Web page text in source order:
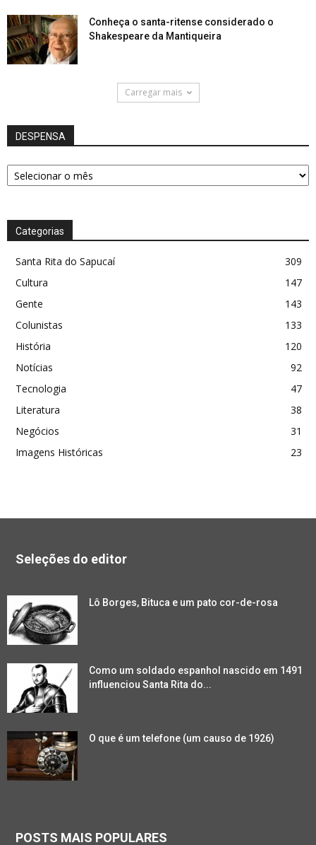
Conheça o santa-ritense considerado o
Shakespeare da Mantiqueira
Carregar mais
DESPENSA
DESPENSA
Categorias
Santa Rita do Sapucaí
309
Cultura
147
Gente
143
Colunistas
133
História
120
Notícias
92
Tecnologia
47
Literatura
38
Negócios
31
Imagens Históricas
23
Seleções do editor
Lô Borges, Bituca e um pato cor-de-rosa
Como um soldado espanhol nascido em 1491
influenciou Santa Rita do...
O que é um telefone (um causo de 1926)
POSTS MAIS POPULARES